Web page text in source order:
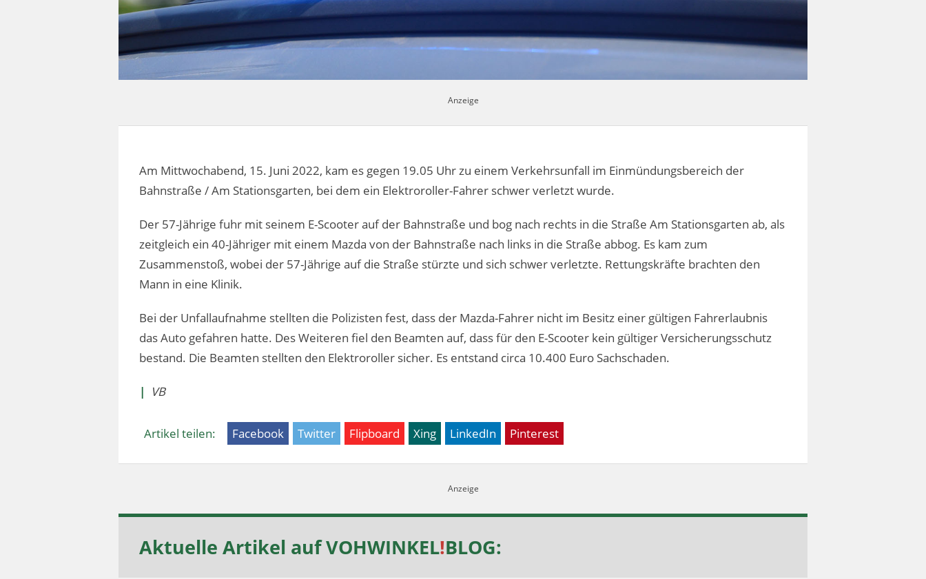
Am Mittwochabend, 15. Juni 2022, kam es gegen 19.05 Uhr zu einem Verkehrsunfall im Einmündungsbereich der
Bahnstraße / Am Stationsgarten, bei dem ein Elektroroller-Fahrer schwer verletzt wurde.
Der 57-Jährige fuhr mit seinem E-Scooter auf der Bahnstraße und bog nach rechts in die Straße Am Stationsgarten ab, als
zeitgleich ein 40-Jähriger mit einem Mazda von der Bahnstraße nach links in die Straße abbog. Es kam zum
Zusammenstoß, wobei der 57-Jährige auf die Straße stürzte und sich schwer verletzte. Rettungskräfte brachten den
Mann in eine Klinik.
Bei der Unfallaufnahme stellten die Polizisten fest, dass der Mazda-Fahrer nicht im Besitz einer gültigen Fahrerlaubnis
das Auto gefahren hatte. Des Weiteren fiel den Beamten auf, dass für den E-Scooter kein gültiger Versicherungsschutz
bestand. Die Beamten stellten den Elektroroller sicher. Es entstand circa 10.400 Euro Sachschaden.
| VB
Artikel teilen: Facebook Twitter Flipboard Xing LinkedIn Pinterest
Aktuelle Artikel aufVOHWINKEL!BLOG: